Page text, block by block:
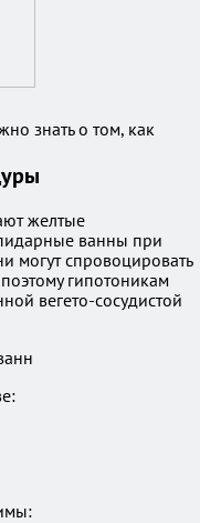
знать о том, как
желтые
ванны при
могут спровоцировать
гипотоникам
вегето-сосудистой